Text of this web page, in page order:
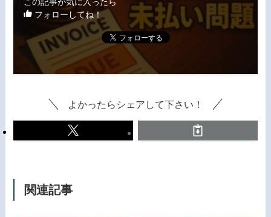
この記事が気に入ったら
フォローしてね！
よかったらシェアして下さい！
関連記事